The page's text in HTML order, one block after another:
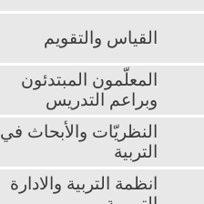
القياس والتقويم
المعلّمون المبتدئون
وبراعم التدريس
النظريّات والأبحاث في
التربية
انظمة التربية والادارة